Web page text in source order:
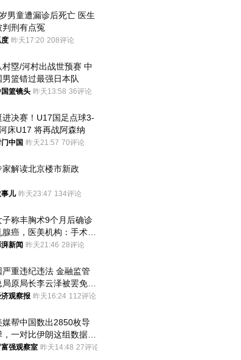
男童遭漏诊后死亡 医生
判刑有点冤
昨天17:20 208评论
村塁/河村出战世预赛 中
男篮错过最强日本队
篮镜头 昨天13:58 36评论
进决赛！U17国足点球3-
床U17 将再战阿森纳
中国 昨天21:57 70评论
家解读北京楼市新政
儿 昨天23:47 134评论
子称丰胸术9个月后确诊
腺癌，医美机构：手术不
能引发癌症，建议走司法
新闻 昨天21:46 28评论
严重违纪违法 金融监管
局原局长李云泽被罢免全
人大代表
观察报 昨天16:24 112评论
媒帮中国数出2850枚导
，一对比伊朗这组数据，
现出大事了
富强观察室 昨天14:48 27评论